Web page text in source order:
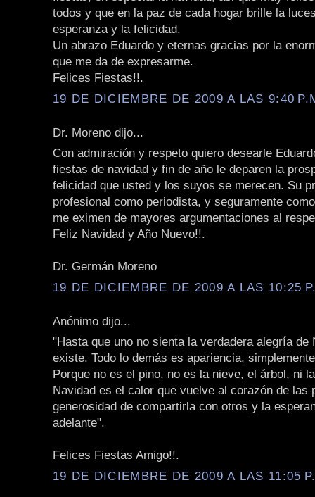
todos y que en la paz de cada hogar brille la
esperanza y la felicidad.
Un abrazo Eduardo y eternas gracias por la
que me da de expresarme.
Felices Fiestas!!.
19 DE DICIEMBRE DE 2009 A LAS 9:40
Dr. Moreno dijo...
Con admiración y respeto quiero desearle
fiestas de navidad y fin de año le deparen la
felicidad que usted y los suyos se merecen. Su
profesional como periodista, y seguramente
me eximen de mayores argumentaciones al
Feliz Navidad y Año Nuevo!!.
Dr. Germán Moreno
19 DE DICIEMBRE DE 2009 A LAS 10:25
Anónimo dijo...
"Hasta que uno no sienta la verdadera alegría de
existe. Todo lo demás es apariencia,
Porque no es el pino, no es la nieve, el árbol, ni
Navidad es el calor que vuelve al corazón de las
generosidad de compartirla con otros y la
adelante".
Felices Fiestas Amigo!!.
19 DE DICIEMBRE DE 2009 A LAS 11:05